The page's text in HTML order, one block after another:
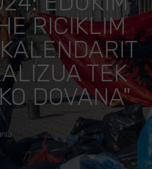
RICIKLIM
TEK
DOVANA"